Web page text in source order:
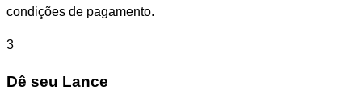
condições de pagamento.
3
Dê seu Lance